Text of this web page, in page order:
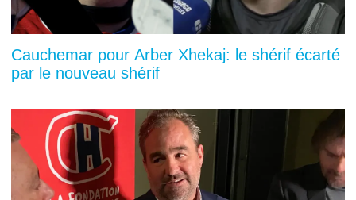
Cauchemar pour Arber Xhekaj: le shérif écarté
par le nouveau shérif